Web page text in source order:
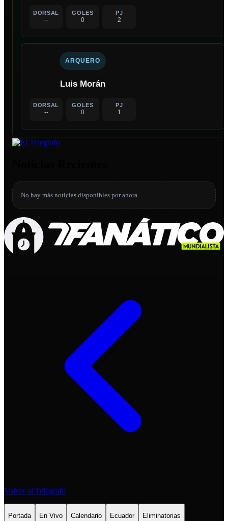
DORSAL
--
GOLES
0
PJ
2
ARQUERO
Luis Morán
DORSAL
--
GOLES
0
PJ
1
No hay más noticias disponibles por ahora.
Volver al Telégrafo
Portada En Vivo Calendario Ecuador Eliminatorias